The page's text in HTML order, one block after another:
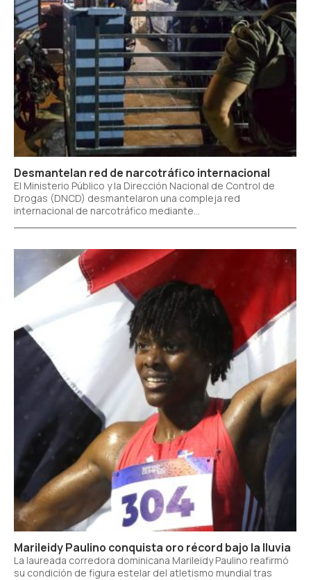
Desmantelan red de narcotráfico internacional
El Ministerio Público y la Dirección Nacional de Control de
Drogas (DNCD) desmantelaron una compleja red
internacional de narcotráfico mediante...
Marileidy Paulino conquista oro récord bajo la lluvia
La laureada corredora dominicana Marileidy Paulino reafirmó
su condición de figura estelar del atletismo mundial tras